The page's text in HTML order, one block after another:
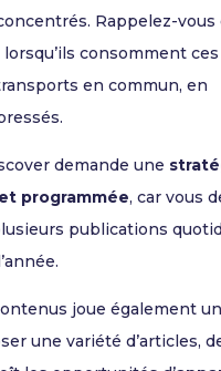
Rappelez-vous
consomment
en commun, en
demande une
programmée, car vous
publications
joue également
une variété d’articles,